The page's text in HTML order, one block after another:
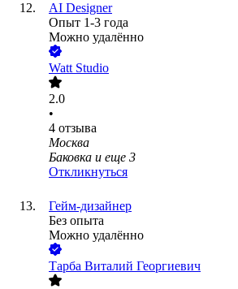
AI Designer
Опыт 1-3 года
Можно удалённо
Watt Studio
2.0
•
4 отзыва
Москва
Баковка и еще 3
Откликнуться
Гейм-дизайнер
Без опыта
Можно удалённо
Тарба Виталий Георгиевич